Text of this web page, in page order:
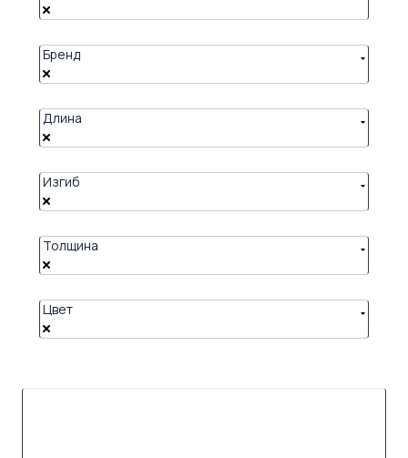
Бренд
Длина
Изгиб
Толщина
Цвет